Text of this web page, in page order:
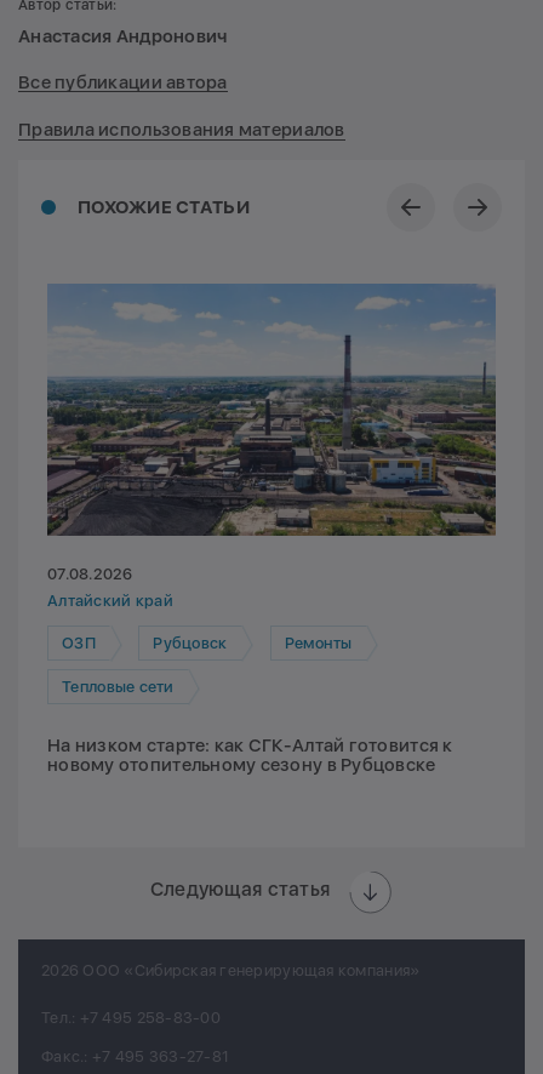
ПОХОЖИЕ СТАТЬИ
07.08.2026
Алтайский край
ОЗП Рубцовск Ремонты
Тепловые сети
На низком старте: как СГК-Алтай готовится к
новому отопительному сезону в Рубцовске
Следующая статья
Автор статьи:
Анастасия Андронович
Все публикации автора
Правила использования материалов
2026 ООО «Сибирская генерирующая компания»
Тел.: +7 495 258-83-00
Факс.: +7 495 363-27-81